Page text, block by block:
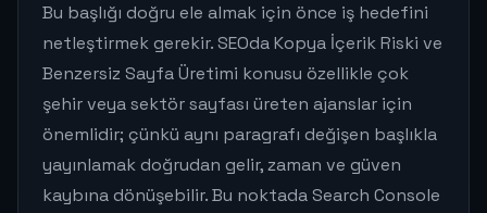
Bu başlığı doğru ele almak için önce iş hedefini
netleştirmek gerekir. SEOda Kopya İçerik Riski ve
Benzersiz Sayfa Üretimi konusu özellikle çok
şehir veya sektör sayfası üreten ajanslar için
önemlidir; çünkü aynı paragrafı değişen başlıkla
yayınlamak doğrudan gelir, zaman ve güven
kaybına dönüşebilir. Bu noktada Search Console